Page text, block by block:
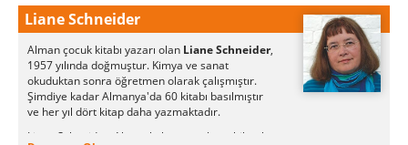
Liane Schneider
Alman çocuk kitabı yazarı olan Liane Schneider,
1957 yılında doğmuştur. Kimya ve sanat
okuduktan sonra öğretmen olarak çalışmıştır.
Şimdiye kadar Almanya'da 60 kitabı basılmıştır
ve her yıl dört kitap daha yazmaktadır.
Liane Schneider, Alman kültürünü aktarabilmek